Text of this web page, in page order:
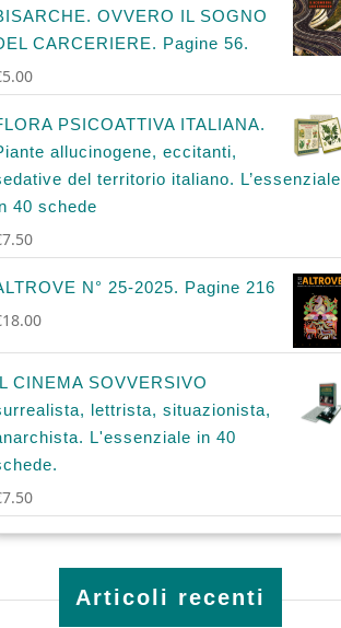
OVVERO IL SOGNO
CARCERIERE. Pagine 56.
5.00
PSICOATTIVA ITALIANA.
allucinogene, eccitanti,
del territorio italiano. L’essenziale
40 schede
7.50
N° 25-2025. Pagine 216
18.00
CINEMA SOVVERSIVO
lettrista, situazionista,
L'essenziale in 40
7.50
Articoli recenti